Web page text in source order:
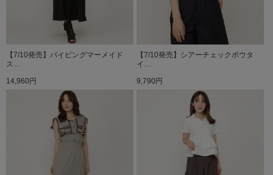
【7/10発売】パイピングマーメイド
ス…
14,960円
【7/10発売】シアーチェックボウタ
イ…
9,790円